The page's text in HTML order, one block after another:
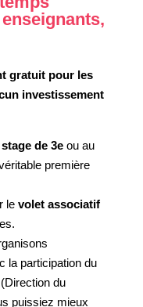
gratuit pour les
investissement
de 3eou au
première
le volet associatif
la participation du
du
puissiez mieux